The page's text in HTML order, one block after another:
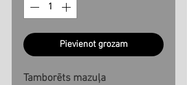
Pievienot grozam
Tamborēts mazuļa